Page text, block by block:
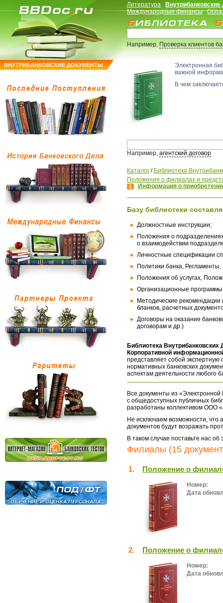
ВНУТРИБАНКОВСКИЕ ДОКУМЕНТЫ
Литература
Международные финансы
Например,Проверка клиентов
Электронная
важной
В чем
Например, агентский договор
Каталог / Библиотека
Положения о филиалах и
Информация о
Базу библиотеки
Должностные инструкции;
Положения о
о взаимодействии
Личностные спецификации
Политики банка,
Положения об услугах,
Организационные
Методические
бланков, расчетных
Договоры на оказание
договорам и др.)
Библиотека
Корпоративной
представляет собой экспертную
нормативных банковских
аспектам деятельности любого
Все документы из «Электронной
с общедоступных публичных
разработаны коллективом ООО
Не исключаем возможности, что
документов будут возражать
В таком случае поставьте нас
Филиалы (15
1. Положение о
Номер:
Дата
2. Положение о
Номер:
Дата